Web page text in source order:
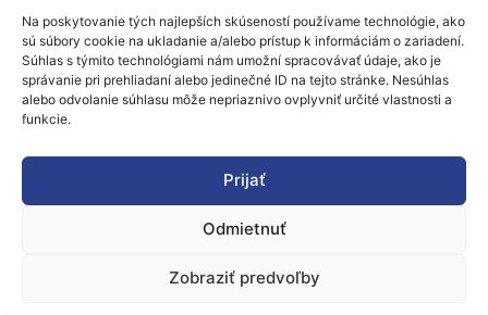
Na poskytovanie tých najlepších skúseností používame technológie, ako
sú súbory cookie na ukladanie a/alebo prístup k informáciám o zariadení.
Súhlas s týmito technológiami nám umožní spracovávať údaje, ako je
správanie pri prehliadaní alebo jedinečné ID na tejto stránke. Nesúhlas
alebo odvolanie súhlasu môže nepriaznivo ovplyvniť určité vlastnosti a
funkcie.
Prijať
Odmietnuť
Zobraziť predvoľby
Naše služby
Financovanie a podpora
Novinky